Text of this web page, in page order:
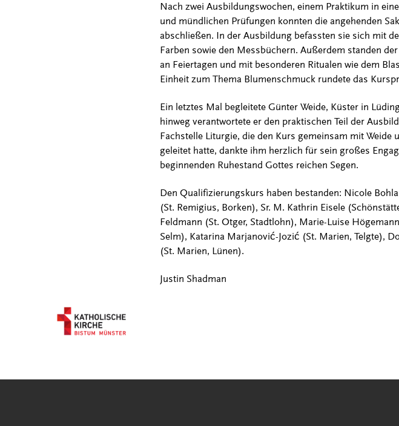
Nach zwei Ausbildungswochen, einem Praktikum in
und mündlichen Prüfungen konnten die angehenden
abschließen. In der Ausbildung befassten sie sich mit
Farben sowie den Messbüchern. Außerdem standen
an Feiertagen und mit besonderen Ritualen wie dem
Einheit zum Thema Blumenschmuck rundete das
Ein letztes Mal begleitete Günter Weide, Küster in
hinweg verantwortete er den praktischen Teil der
Fachstelle Liturgie, die den Kurs gemeinsam mit
geleitet hatte, dankte ihm herzlich für sein großes
beginnenden Ruhestand Gottes reichen Segen.
Den Qualifizierungskurs haben bestanden: Nicole
(St. Remigius, Borken), Sr. M. Kathrin Eisele
Feldmann (St. Otger, Stadtlohn), Marie-Luise
Selm), Katarina Marjanović-Jozić (St. Marien, Telgte),
(St. Marien, Lünen).
Justin Shadman